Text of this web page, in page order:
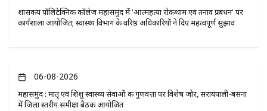
​शासकीय पॉलिटेक्निक कॉलेज महासमुंद में 'आत्महत्या रोकथाम एवं तनाव प्रबंधन' पर
कार्यशाला आयोजित; स्वास्थ्य विभाग के वरिष्ठ अधिकारियों ने दिए महत्वपूर्ण सुझाव
06-08-2026
महासमुंद : मातृ एवं शिशु स्वास्थ्य सेवाओं की गुणवत्ता पर विशेष जोर, सरायपाली-बसना
में जिला स्तरीय समीक्षा बैठक आयोजित